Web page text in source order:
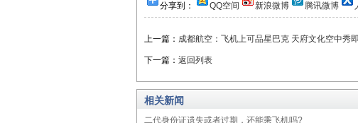
分享到： QQ空间 新浪微博 腾讯微博
上一篇： 成都航空：飞机上可品星巴克 天府文化空中秀
下一篇： 返回列表
相关新闻
二代身份证遗失或者过期，还能乘飞机吗?